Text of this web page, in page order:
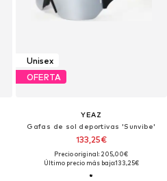
Unisex
OFERTA
YEAZ
Gafas de sol deportivas 'Sunvibe'
133,25€
Precio original: 205,00€
Último precio más bajo:133,25€